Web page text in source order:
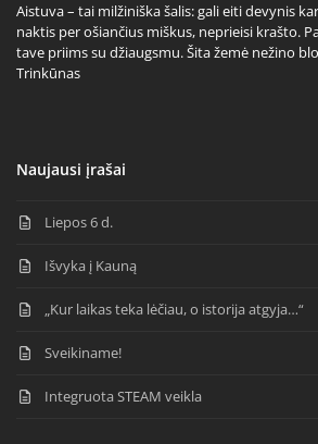
Aistuva – tai milžiniška šalis: gali eiti devynis
naktis per ošiančius miškus, neprieisi krašto.
tave priims su džiaugsmu. Šita žemė nežino
Trinkūnas
Naujausi įrašai
Liepos 6 d.
Išvyka į Kauną
„Kur laikas teka lėčiau, o istorija atgyja…“
Sveikiname!
Integruota STEAM veikla